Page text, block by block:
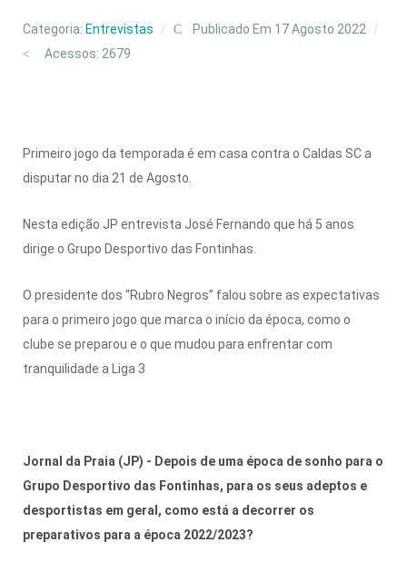
Categoria: Entrevistas
Publicado Em 17 Agosto 2022
Acessos: 2679
Primeiro jogo da temporada é em casa contra o Caldas SC a
disputar no dia 21 de Agosto.
Nesta edição JP entrevista José Fernando que há 5 anos
dirige o Grupo Desportivo das Fontinhas.
O presidente dos “Rubro Negros” falou sobre as expectativas
para o primeiro jogo que marca o início da época, como o
clube se preparou e o que mudou para enfrentar com
tranquilidade a Liga 3
Jornal da Praia (JP) - Depois de uma época de sonho para o
Grupo Desportivo das Fontinhas, para os seus adeptos e
desportistas em geral, como está a decorrer os
preparativos para a época 2022/2023?